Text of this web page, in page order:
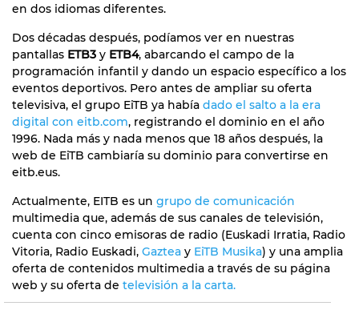
en dos idiomas diferentes.
Dos décadas después, podíamos ver en nuestras
pantallas ETB3 y ETB4, abarcando el campo de la
programación infantil y dando un espacio específico a los
eventos deportivos. Pero antes de ampliar su oferta
televisiva, el grupo EiTB ya había dado el salto a la era
digital con eitb.com, registrando el dominio en el año
1996. Nada más y nada menos que 18 años después, la
web de EiTB cambiaría su dominio para convertirse en
eitb.eus.
Actualmente, EITB es un grupo de comunicación
multimedia que, además de sus canales de televisión,
cuenta con cinco emisoras de radio (Euskadi Irratia, Radio
Vitoria, Radio Euskadi, Gaztea y EiTB Musika) y una amplia
oferta de contenidos multimedia a través de su página
web y su oferta de televisión a la carta.